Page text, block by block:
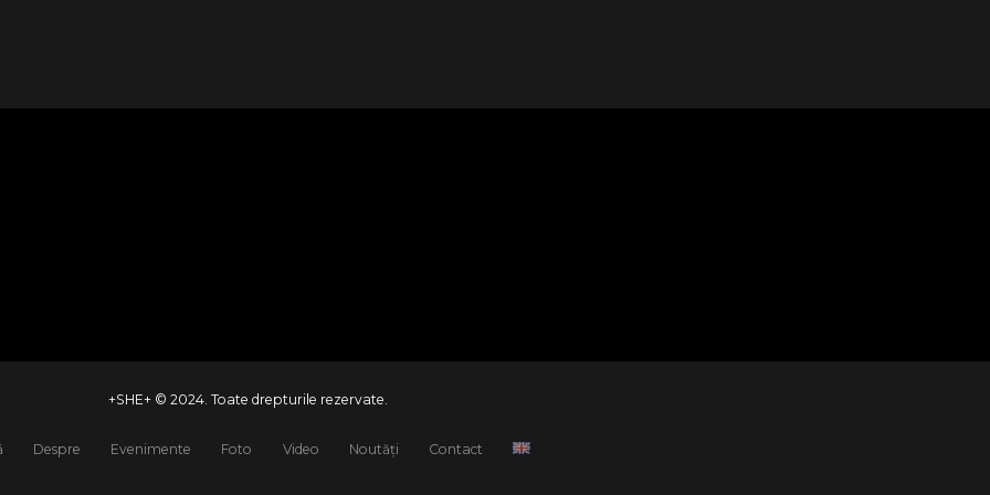
+SHE+ © 2024. Toate drepturile rezervate.
Despre Evenimente Foto Video Noutăți Contact